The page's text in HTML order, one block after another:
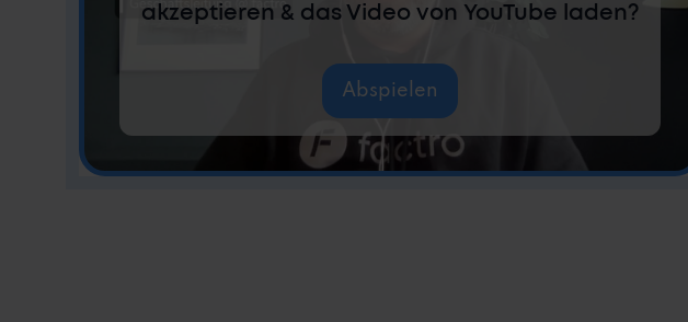
akzeptieren & das Video von YouTube laden?
Abspielen